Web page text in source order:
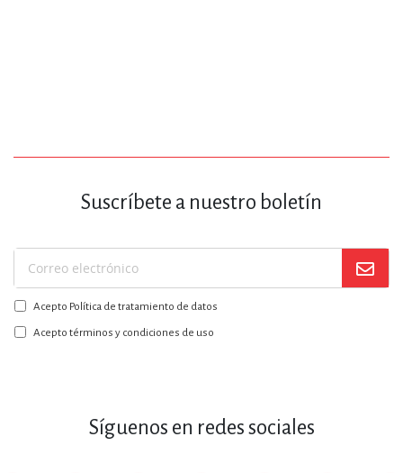
Suscríbete a nuestro boletín
Suscríbase
a
nuestro
boletín:
Acepto Política de tratamiento de datos
Acepto términos y condiciones de uso
Síguenos en redes sociales